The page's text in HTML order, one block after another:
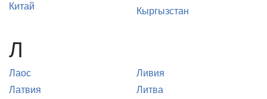
Китай
Кыргызстан
Л
Лаос
Латвия
Ливия
Литва